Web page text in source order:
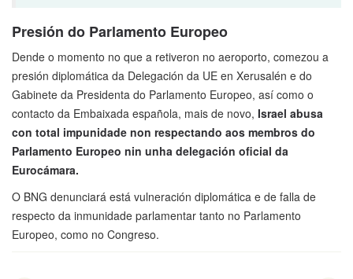
Presión do Parlamento Europeo
Dende o momento no que a retiveron no aeroporto, comezou a
presión diplomática da Delegación da UE en Xerusalén e do
Gabinete da Presidenta do Parlamento Europeo, así como o
contacto da Embaixada española, mais de novo, Israel abusa
con total impunidade non respectando aos membros do
Parlamento Europeo nin unha delegación oficial da
Eurocámara.
O BNG denunciará está vulneración diplomática e de falla de
respecto da inmunidade parlamentar tanto no Parlamento
Europeo, como no Congreso.